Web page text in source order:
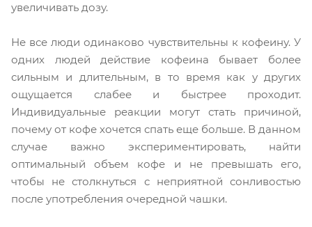
увеличивать дозу.
Не все люди одинаково чувствительны к кофеину. У
одних людей действие кофеина бывает более
сильным и длительным, в то время как у других
ощущается слабее и быстрее проходит.
Индивидуальные реакции могут стать причиной,
почему от кофе хочется спать еще больше. В данном
случае важно экспериментировать, найти
оптимальный объем кофе и не превышать его,
чтобы не столкнуться с неприятной сонливостью
после употребления очередной чашки.